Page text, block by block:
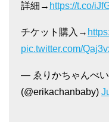
詳細→ https://t.co/
チケット購入→
pic.twitter.com/
— ゑりかちゃんべ
(@erikachanbaby)